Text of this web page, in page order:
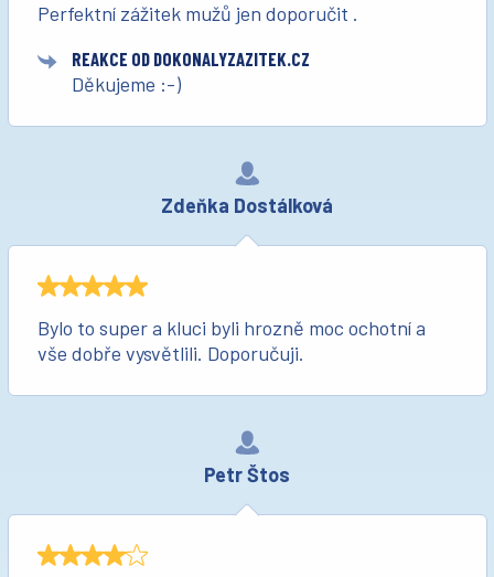
Perfektní zážitek mužů jen doporučit .
REAKCE OD DOKONALYZAZITEK.CZ
Děkujeme :-)
Zdeňka Dostálková
Bylo to super a kluci byli hrozně moc ochotní a
vše dobře vysvětlili. Doporučuji.
Petr Štos